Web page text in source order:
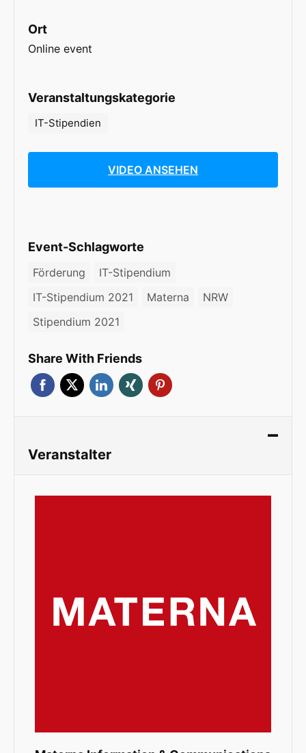
Ort
Online event
Veranstaltungskategorie
IT-Stipendien
VIDEO ANSEHEN
Event-Schlagworte
Förderung
IT-Stipendium
IT-Stipendium 2021
Materna
NRW
Stipendium 2021
Share With Friends
Veranstalter